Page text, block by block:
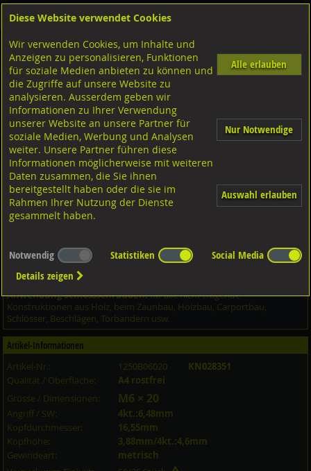
Shop Schrauben Diverse Schrauben
M-Gewinde
Diverse Ausführungen M-GewindeFlachrundschrauben A4 rostfrei
Flachrundschrauben mit 4kt. ohne MU, DIN603 A4
rostfrei M6x20
Anwendung Schlossschrauben:für alle nicht tragende
Konstruktionen aus Holz, beim Zaunbau, Holzbau, Carportbau,
Schlösser, Beschlägen, Torbändern usw.
Artikel-Informationen
Artikel-Nr.:
1250B06020
KN028351
Qualität / Oberfläche:
A4 rostfrei
Grösse / Dimensionen:
M6 × 20
Angriff / SW:
4kt.:6,48mm
Kopfdurchmesser:
16,55mm
Kopfhöhe:
3,88mm/4kt.:4,6mm
Gewindeart:
metrisch
Diese Website verwendet Cookies
Wir verwenden Cookies, um Inhalte und
Anzeigen zu personalisieren, Funktionen
für soziale Medien anbieten zu können und
die Zugriffe auf unsere Website zu
analysieren. Ausserdem geben wir
Informationen zu Ihrer Verwendung
unserer Website an unsere Partner für
soziale Medien, Werbung und Analysen
weiter. Unsere Partner führen diese
Informationen möglicherweise mit weiteren
Daten zusammen, die Sie ihnen
bereitgestellt haben oder die sie im
Rahmen Ihrer Nutzung der Dienste
gesammelt haben.
Alle erlauben
Nur Notwendige
Auswahl erlauben
Notwendig Statistiken
Social Media
Details zeigen